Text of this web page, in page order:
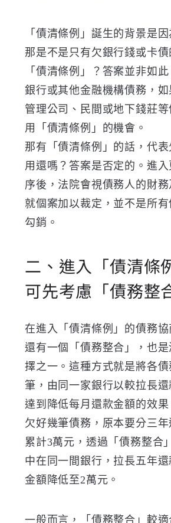
「債清條例」誕生的背景是因
那是不是只有欠銀行錢或卡債
「債清條例」？答案並非如
銀行或其他金融機構債務，
管理公司、民間或地下錢莊
用「債清條例」的機會。
那有「債清條例」的話，代
用還嗎？答案是否定的。進
序後，法院會視債務人的財
就個案加以裁定，並不是所
勾銷。
二、進入「債清條
可先考慮「債務整
在進入「債清條例」的債務協
還有一個「債務整合」，也
擇之一。這種方式就是將各
筆，由同一家銀行以較拉長還
達到降低每月還款金額的效
欠好幾筆債務，原本要分三
累計3萬元，透過「債務整合
中在同一間銀行，拉長五年
金額降低至2萬元。
一般而言，「債務整合」較